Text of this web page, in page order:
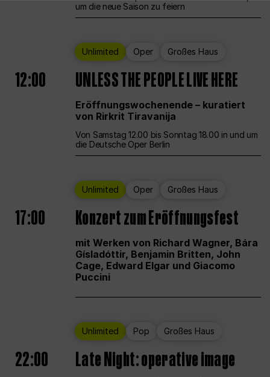
um die neue Saison zu feiern
Unlimited Oper Großes Haus
12:00 UNLESS THE PEOPLE LIVE HERE
Eröffnungswochenende – kuratiert
von Rirkrit Tiravanija
Von Samstag 12.00 bis Sonntag 18.00 in und um
die Deutsche Oper Berlin
Unlimited Oper Großes Haus
17:00 Konzert zum Eröffnungsfest
mit Werken von Richard Wagner, Bára
Gísladóttir, Benjamin Britten, John
Cage, Edward Elgar und Giacomo
Puccini
Unlimited Pop Großes Haus
22:00 Late Night: operative image